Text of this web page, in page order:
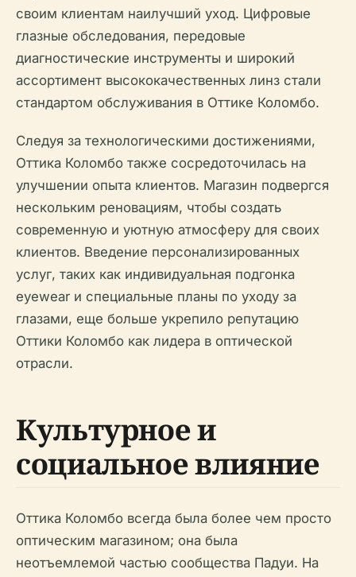
своим клиентам наилучший уход. Цифровые
глазные обследования, передовые
диагностические инструменты и широкий
ассортимент высококачественных линз стали
стандартом обслуживания в Оттике Коломбо.
Следуя за технологическими достижениями,
Оттика Коломбо также сосредоточилась на
улучшении опыта клиентов. Магазин подвергся
нескольким реновациям, чтобы создать
современную и уютную атмосферу для своих
клиентов. Введение персонализированных
услуг, таких как индивидуальная подгонка
eyewear и специальные планы по уходу за
глазами, еще больше укрепило репутацию
Оттики Коломбо как лидера в оптической
отрасли.
Культурное и
социальное влияние
Оттика Коломбо всегда была более чем просто
оптическим магазином; она была
неотъемлемой частью сообщества Падуи. На